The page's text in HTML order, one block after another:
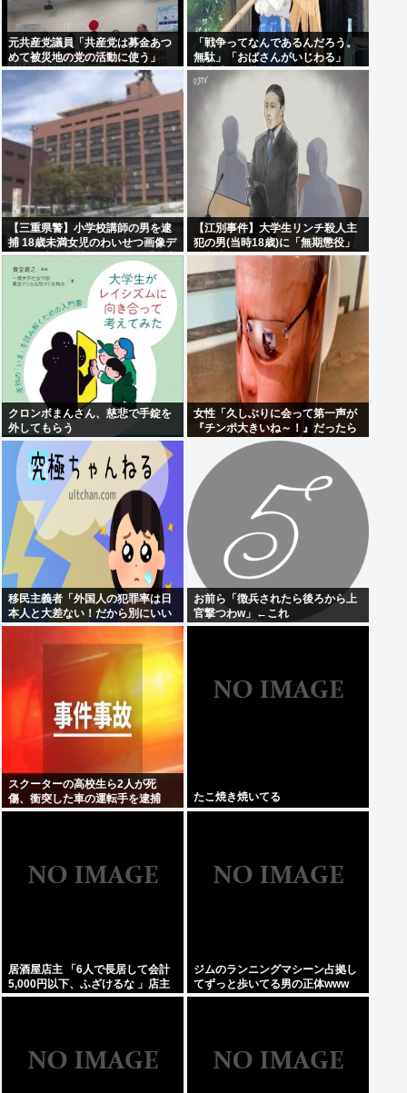
元共産党議員「共産党は募金あつ
めて被災地の党の活動に使う」
「戦争ってなんであるんだろう。
無駄」「おばさんがいじわる」
「火垂るの墓」を見た小学生 耳を
ふさぎハンカチで顔を覆う子も
【三重県警】小学校講師の男を逮
捕 18歳未満女児のわいせつ画像デ
ータ10点を所持 アメリカの「全米
行方不明・被児童搾取センター」
から情報提供
【江別事件】大学生リンチ殺人主
犯の男(当時18歳)に「無期懲役」
の判決
クロンボまんさん、慈悲で手錠を
外してもらう
女性「久しぶりに会って第一声が
『チンポ大きいね～！』だったら
どう思う？ おぱーい大きいねはそ
ういう事なんだよ。」
移民主義者「外国人の犯罪率は日
本人と大差ない！だから別にいい
だろ！」←いや良くないよね
お前ら「徴兵されたら後ろから上
官撃つわw」←これ
スクーターの高校生ら2人が死
傷、衝突した車の運転手を逮捕
たこ焼き焼いてる
居酒屋店主 「6人で長居して会計
5,000円以下、ふざけるな 」店主
ぶちギレでネットに晒されるwww
ジムのランニングマシーン占拠し
てずっと歩いてる男の正体www